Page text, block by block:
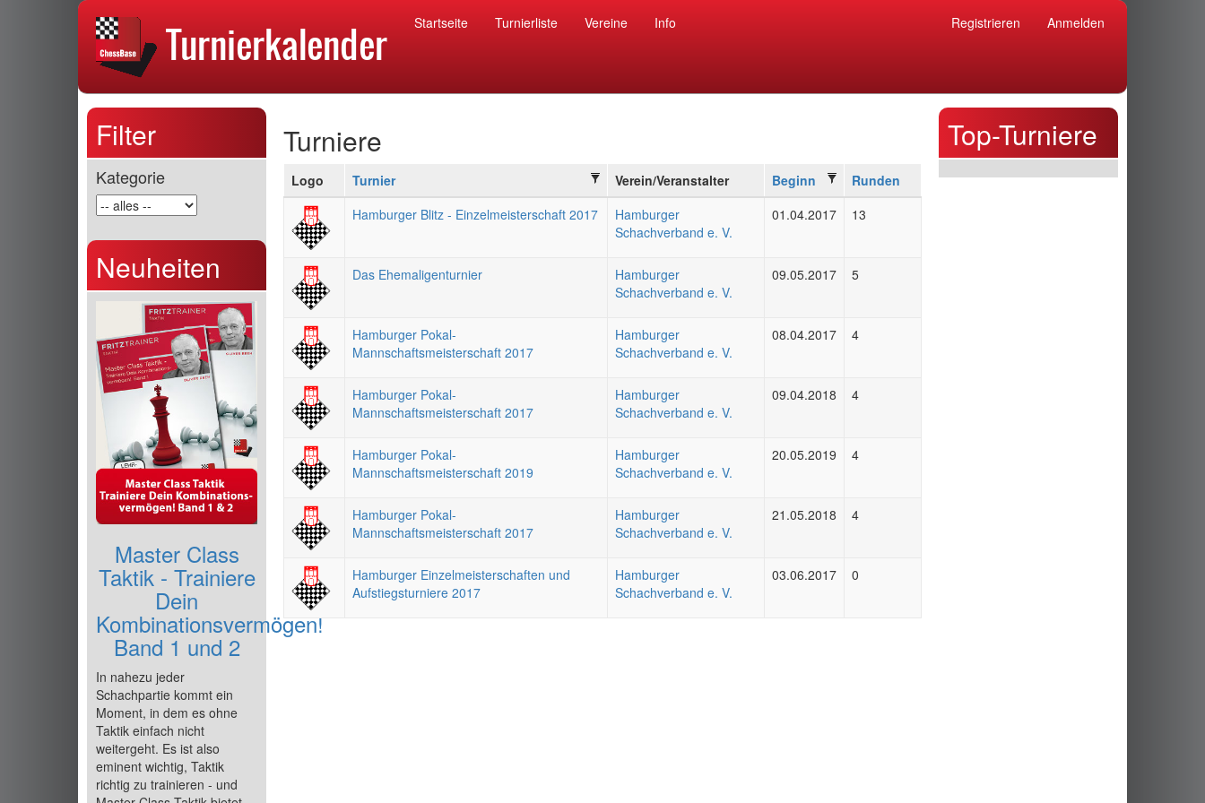
Startseite Turnierliste Vereine Info Registrieren Anmelden
Filter
Kategorie
Neuheiten
Master Class
Taktik - Trainiere
Dein
Kombinationsvermögen!
Band 1 und 2
In nahezu jeder
Schachpartie kommt ein
Moment, in dem es ohne
Taktik einfach nicht
weitergeht. Es ist also
eminent wichtig, Taktik
richtig zu trainieren - und
Top-Turniere
Turniere
Logo Turnier Verein/Veranstalter Beginn
Runden
Hamburger Blitz - Einzelmeisterschaft 2017
Hamburger
Schachverband e. V.
01.04.2017 13
Das Ehemaligenturnier
Hamburger
Schachverband e. V.
09.05.2017 5
Hamburger Pokal-
Mannschaftsmeisterschaft 2017
Hamburger
Schachverband e. V.
08.04.2017 4
Hamburger Pokal-
Mannschaftsmeisterschaft 2017
Hamburger
Schachverband e. V.
09.04.2018 4
Hamburger Pokal-
Mannschaftsmeisterschaft 2019
Hamburger
Schachverband e. V.
20.05.2019 4
Hamburger Pokal-
Mannschaftsmeisterschaft 2017
Hamburger
Schachverband e. V.
21.05.2018 4
Hamburger Einzelmeisterschaften und
Aufstiegsturniere 2017
Hamburger
Schachverband e. V.
03.06.2017 0